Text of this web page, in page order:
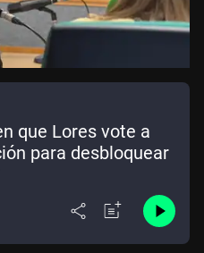
que Lores vote a
para desbloquear